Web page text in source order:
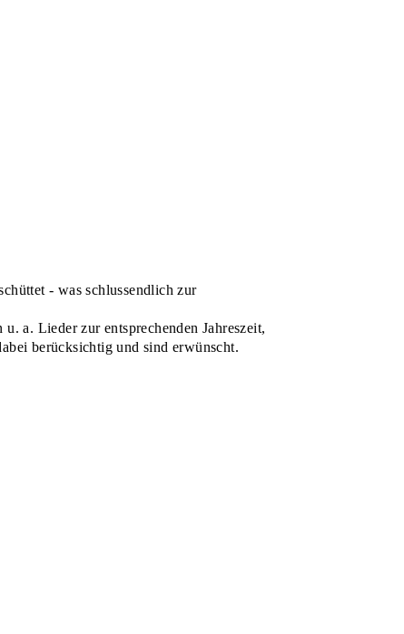
- was schlussendlich zur
a. Lieder zur entsprechenden Jahreszeit,
berücksichtig und sind erwünscht.